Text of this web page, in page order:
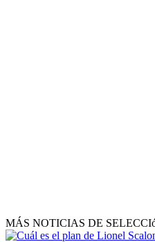
MÁS NOTICIAS DE